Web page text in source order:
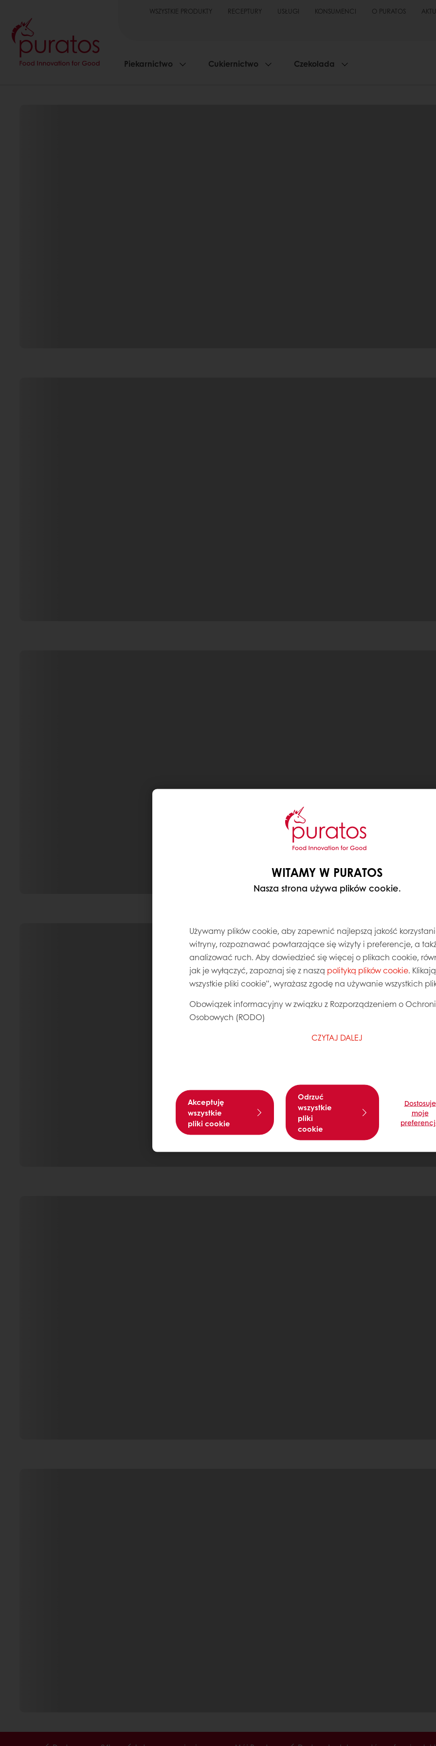
WSZYSTKIE PRODUKTY RECEPTURY USŁUGI KONSUMENCI O PURATOS
Piekarnictwo Cukiernictwo Czekolada
WITAMY W PURATOS
Nasza strona używa plików cookie.
Używamy plików cookie, aby zapewnić najlepszą jakość
witryny, rozpoznawać powtarzające się wizyty i preferencje, a
analizować ruch. Aby dowiedzieć się więcej o plikach cookie,
jak je wyłączyć, zapoznaj się z naszą polityką plików cookie.
wszystkie pliki cookie”, wyrażasz zgodę na używanie wszystkich
Obowiązek informacyjny w związku z Rozporządzeniem o
Osobowych (RODO)
CZYTAJ DALEJ
Akceptuję
wszystkie
pliki cookie
Odrzuć
wszystkie
pliki
cookie
Dostosuje
moje